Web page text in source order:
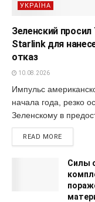
УКРАЇНА
Зеленский
Starlink для
отказ
10.08.2026
Импульс
начала года, резко
Зеленскому в
READ MORE
Силы